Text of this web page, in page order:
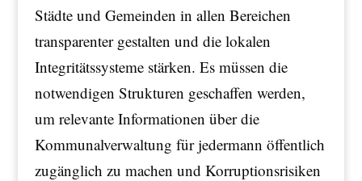
Städte und Gemeinden in allen Bereichen
transparenter gestalten und die lokalen
Integritätssysteme stärken. Es müssen die
notwendigen Strukturen geschaffen werden,
um relevante Informationen über die
Kommunalverwaltung für jedermann öffentlich
zugänglich zu machen und Korruptionsrisiken